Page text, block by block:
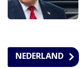
NEDERLAND